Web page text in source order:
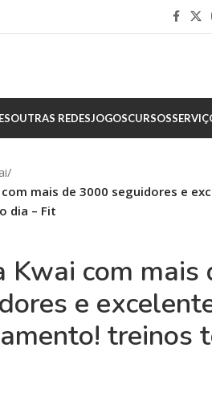
OUTRAS REDESJOGOSCURSOS
/
com mais de 3000 seguidores e
dia – Fit
Kwai com mais
e
treinos